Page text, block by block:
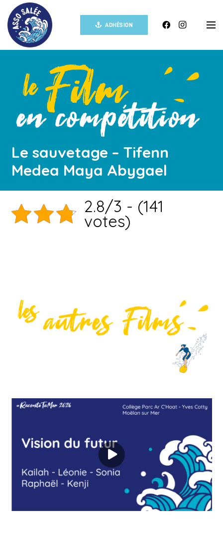
ADHÉSION
Le sauvetage – Tifenn
Medea Maya Abygael
2.8/3 - (141
votes)